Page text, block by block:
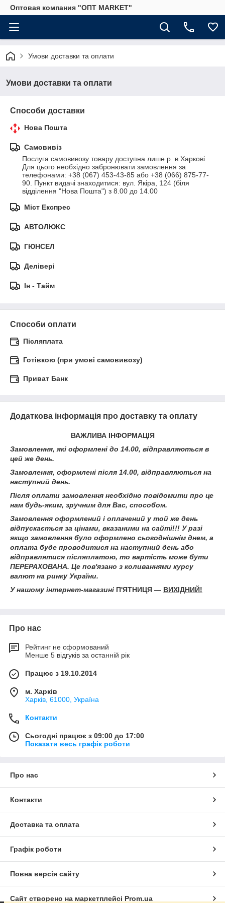
Оптовая компания "ОПТ MARKET"
Умови доставки та оплати
Умови доставки та оплати
Способи доставки
Нова Пошта
Самовивіз
Послуга самовивозу товару доступна лише р. в Харкові.
Для цього необхідно забронювати замовлення за
телефонами: +38 (067) 453-43-85 або +38 (066) 875-77-
90. Пункт видачі знаходитися: вул. Якіра, 124 (біля
відділення "Нова Пошта") з 8.00 до 14.00
Міст Експрес
АВТОЛЮКС
ГЮНСЕЛ
Делівері
Ін - Тайм
Способи оплати
Післяплата
Готівкою (при умові самовивозу)
Приват Банк
Додаткова інформація про доставку та оплату
ВАЖЛИВА ІНФОРМАЦІЯ
Замовлення, які оформлені до 14.00, відправляються в
цей же день.
Замовлення, оформлені після 14.00, відправляються на
наступний день.
Після оплати замовлення необхідно повідомити про це
нам будь-яким, зручним для Вас, способом.
Замовлення оформлений і оплачений у той же день
відпускається за цінами, вказаними на сайті!!! У разі
якщо замовлення було оформлено сьогоднішнім днем, а
оплата буде проводитися на наступний день або
відправлятися післяплатою, то вартість може бути
ПЕРЕРАХОВАНА. Це пов'язано з коливаннями курсу
валют на ринку України.
У нашому інтернет-магазині П'ЯТНИЦЯ ― ВИХІДНИЙ!
Про нас
Рейтинг не сформований
Менше 5 відгуків за останній рік
Працює з 19.10.2014
м. Харків
Харків, 61000, Україна
Контакти
Сьогодні працює з 09:00 до 17:00
Показати весь графік роботи
Про нас
Контакти
Доставка та оплата
Графік роботи
Повна версія сайту
Сайт створено на маркетплейсі Prom.ua